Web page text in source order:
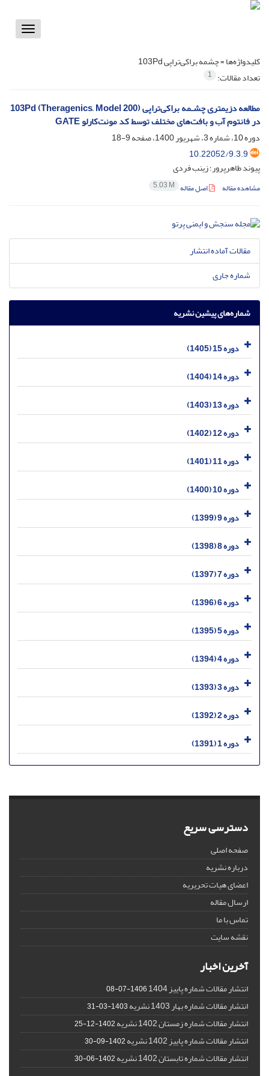
Toggle
کلیدواژه‌ها =چشمه براکی‌تراپی 103Pd
تعداد مقالات: 1
مطالعه دزیمتری چشـمه براکی‌تراپی (Theragenics, Model 200) 103Pd
در فانتوم آب و بافت‌های مختلف توسط کد مونت‌کارلو GATE
دوره 10، شماره 3، شهریور 1400، صفحه
9-18
10.22052/9.3.9
پیوند طاهرپرور؛ زینب فردی
مشاهده مقاله اصل مقاله 5.03 M
مقالات آماده انتشار
شماره جاری
شماره‌های پیشین نشریه
دوره 15 (1405)
دوره 14 (1404)
دوره 13 (1403)
دوره 12 (1402)
دوره 11 (1401)
دوره 10 (1400)
دوره 9 (1399)
دوره 8 (1398)
دوره 7 (1397)
دوره 6 (1396)
دوره 5 (1395)
دوره 4 (1394)
دوره 3 (1393)
دوره 2 (1392)
دوره 1 (1391)
دسترسی سریع
صفحه اصلی
درباره نشریه
اعضای هیات تحریریه
ارسال مقاله
تماس با ما
نقشه سایت
آخرین اخبار
انتشار مقالات شماره پاییز 1404 1406-07-08
انتشار مقالات شماره بهار 1403 نشریه 1403-03-31
انتشار مقالات شماره زمستان 1402 نشریه 1402-12-25
انتشار مقالات شماره پاییز 1402 نشریه 1402-09-30
انتشار مقالات شماره تابستان 1402 نشریه 1402-06-30